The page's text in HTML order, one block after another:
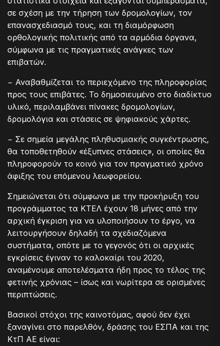
σε σχέση με την τήρηση των δρομολογίων, τον
επανασχεδιασμό τους, και τη διαμόρφωση
ορθολογικής πολιτικής από τα αρμόδια όργανα,
σύμφωνα με τις πραγματικές ανάγκες των
επιβατών.
− Αναβαθμίζεται το περιεχόμενο της πληροφορίας
προς τους επιβάτες. Το δημοσιευμένο στο διαδίκτυο
υλικό, περιλαμβάνει πίνακες δρομολογίων,
δρομολόγια και στάσεις σε ψηφιακούς χάρτες.
− Σε σημεία μεγάλης πληθυσμιακής συγκέντρωσης,
θα τοποθετηθούν «έξυπνες στάσεις», οι οποίες θα
πληροφορούν το κοινό για τον πραγματικό χρόνο
άφιξης του επόμενου λεωφορείου.
Σημειώνεται ότι σύμφωνα με την προκήρυξη του
προγράμματος τα ΚΤΕΛ έχουν 18 μήνες από την
αρχική έγκριση για να υλοποιήσουν το έργο, να
λειτουργήσουν δηλαδή τα σχεδιαζόμενα
συστήματα, οπότε με το γεγονός ότι οι αρχικές
εγκρίσεις έγιναν το καλοκαίρι του 2020,
αναμένουμε αποτελέσματα ήδη προς το τέλος της
φετινής χρόνιας – ίσως και νωρίτερα σε ορισμένες
περιπτώσεις.
Βασικοί στόχοι της καινοτόμας, αφού δεν έχει
ξαναγίνει στο παρελθόν, δράσης του ΕΣΠΑ και της
ΚτΠ ΑΕ είναι: